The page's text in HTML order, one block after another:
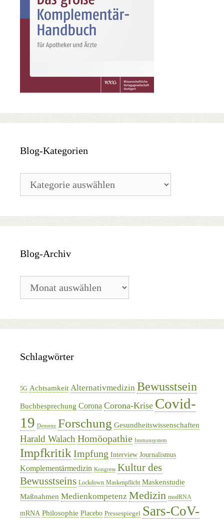
Blog-Kategorien
Kategorien
Blog-Archiv
Archiv
Schlagwörter
5G Achtsamkeit Alternativmedizin Bewusstsein
Buchbesprechung Corona Corona-Krise Covid-
19 Demenz Forschung Gesundheitswissenschaften
Harald Walach Homöopathie Immunsystem
Impfkritik Impfung Interview Journalismus
Komplementärmedizin Kongress Kultur des
Bewusstseins Lockdown Maskenpflicht Maskenstudie
Maßnahmen Medienkompetenz Medizin modRNA
mRNA Philosophie Placebo Pressespiegel Sars-CoV-